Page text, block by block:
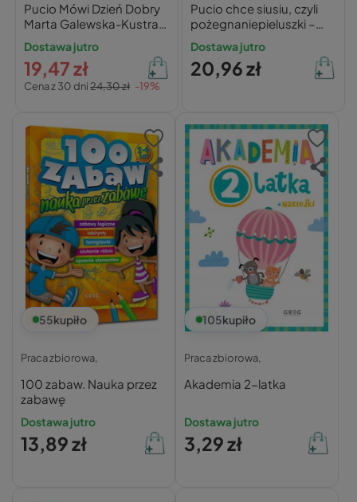
Pucio Mówi Dzień Dobry
Marta Galewska-Kustra
0+ Nasza Księgarnia
Dostawa jutro
Cena z 30 dni24,30 zł -19%
19,47 zł
Pucio chce siusiu, czyli
pożegnaniepieluszki –
Marta Galewska-Kustra
Dostawa jutro
20,96 zł
55kupiło
Praca zbiorowa,
100 zabaw. Nauka przez
zabawę
Dostawa jutro
13,89 zł
105kupiło
Praca zbiorowa,
Akademia 2-latka
Dostawa jutro
3,29 zł